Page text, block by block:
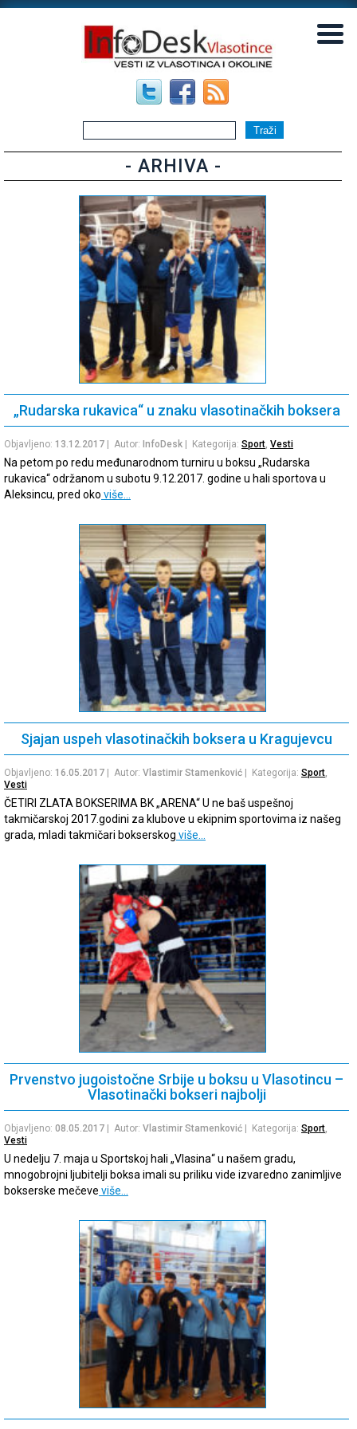
- ARHIVA -
„Rudarska rukavica“ u znaku vlasotinačkih boksera
Objavljeno: 13.12.2017 | Autor: InfoDesk | Kategorija: Sport, Vesti
Na petom po redu međunarodnom turniru u boksu „Rudarska
rukavica“ održanom u subotu 9.12.2017. godine u hali sportova u
Aleksincu, pred oko više…
Sjajan uspeh vlasotinačkih boksera u Kragujevcu
Objavljeno: 16.05.2017 | Autor: Vlastimir Stamenković | Kategorija: Sport,
Vesti
ČETIRI ZLATA BOKSERIMA BK „ARENA“ U ne baš uspešnoj
takmičarskoj 2017.godini za klubove u ekipnim sportovima iz našeg
grada, mladi takmičari bokserskog više…
Prvenstvo jugoistočne Srbije u boksu u Vlasotincu –
Vlasotinački bokseri najbolji
Objavljeno: 08.05.2017 | Autor: Vlastimir Stamenković | Kategorija: Sport,
Vesti
U nedelju 7. maja u Sportskoj hali „Vlasina“ u našem gradu,
mnogobrojni ljubitelji boksa imali su priliku vide izvaredno zanimljive
bokserske mečeve više…